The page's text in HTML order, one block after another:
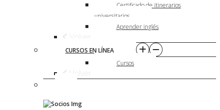
Certificado de itinerarios
universitarios
Aprender inglés
Volver
CURSOS EN LÍNEA
Cursos
Volver